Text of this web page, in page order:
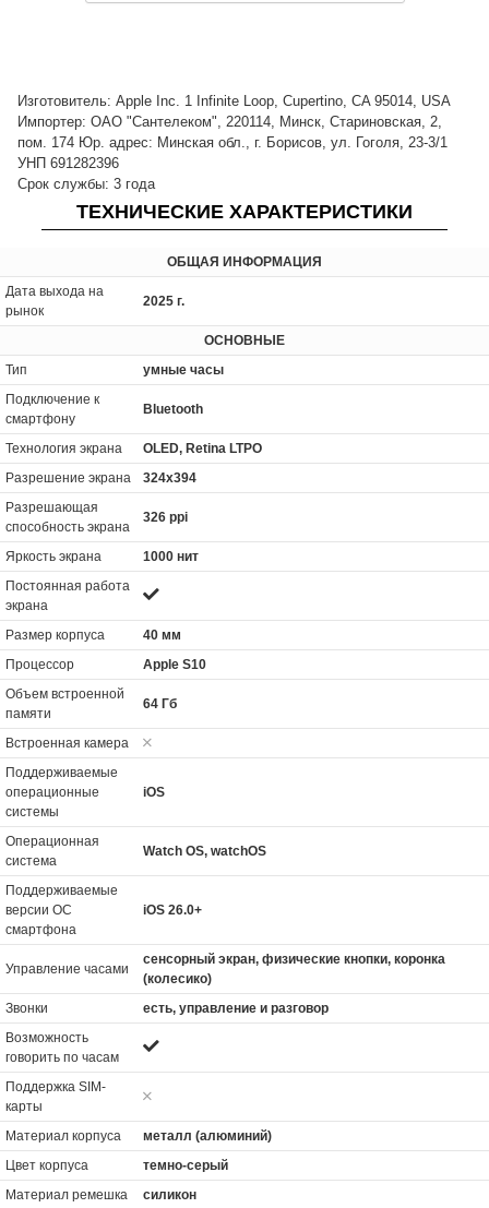
Изготовитель: Apple Inc. 1 Infinite Loop, Cupertino, CA 95014, USA
Импортер: ОАО "Сантелеком", 220114, Минск, Стариновская, 2,
пом. 174 Юр. адрес: Минская обл., г. Борисов, ул. Гоголя, 23-3/1
УНП 691282396
Срок службы: 3 года
ТЕХНИЧЕСКИЕ ХАРАКТЕРИСТИКИ
ОБЩАЯ ИНФОРМАЦИЯ
Дата выхода на
рынок
2025 г.
ОСНОВНЫЕ
Тип
умные часы
Подключение к
смартфону
Bluetooth
Технология экрана
OLED, Retina LTPO
Разрешение экрана
324x394
Разрешающая
способность экрана
326 ppi
Яркость экрана
1000 нит
Постоянная работа
экрана
Размер корпуса
40 мм
Процессор
Apple S10
Объем встроенной
памяти
64 Гб
Встроенная камера
Поддерживаемые
операционные
системы
iOS
Операционная
система
Watch OS, watchOS
Поддерживаемые
версии ОС
смартфона
iOS 26.0+
Управление часами
сенсорный экран, физические кнопки, коронка
(колесико)
Звонки
есть, управление и разговор
Возможность
говорить по часам
Поддержка SIM-
карты
Материал корпуса
металл (алюминий)
Цвет корпуса
темно-серый
Материал ремешка
силикон